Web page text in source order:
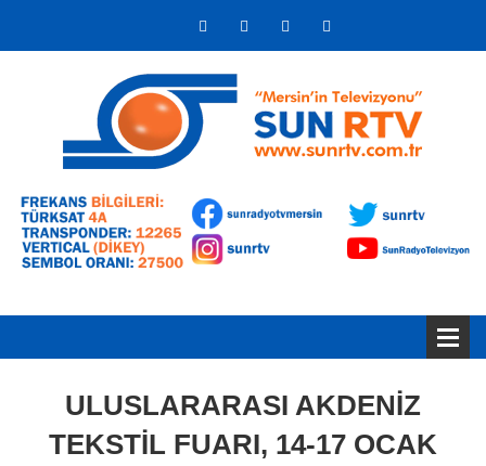
ULUSLARARASI AKDENİZ
TEKSTİL FUARI, 14-17 OCAK